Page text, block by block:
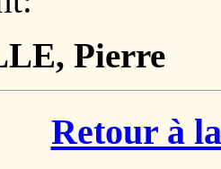
Pierre
Retour à